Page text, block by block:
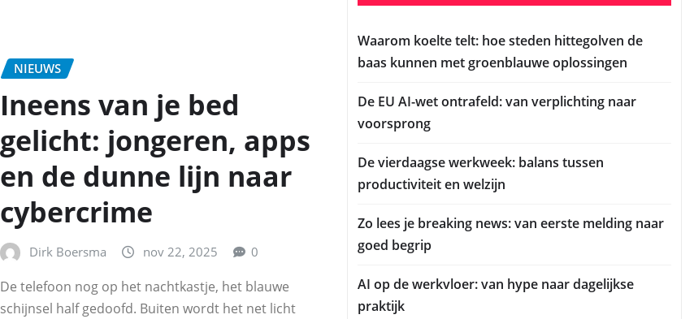
NIEUWS
Ineens van je bed
gelicht: jongeren, apps
en de dunne lijn naar
cybercrime
Dirk Boersma nov 22, 2025 0
De telefoon nog op het nachtkastje, het blauwe
schijnsel half gedoofd. Buiten wordt het net licht
Waarom koelte telt: hoe steden hittegolven de
baas kunnen met groenblauwe oplossingen
De EU AI-wet ontrafeld: van verplichting naar
voorsprong
De vierdaagse werkweek: balans tussen
productiviteit en welzijn
Zo lees je breaking news: van eerste melding naar
goed begrip
AI op de werkvloer: van hype naar dagelijkse
praktijk